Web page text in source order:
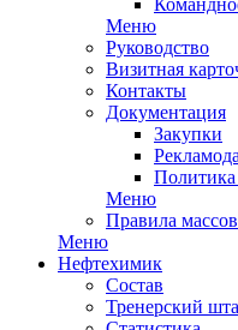
Меню
Руководство
Визитная
Контакты
Документация
Закупки
Меню
Правила
Меню
Нефтехимик
Состав
Тренерский